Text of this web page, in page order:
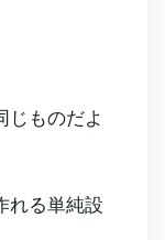
じものだよ
れる単純設